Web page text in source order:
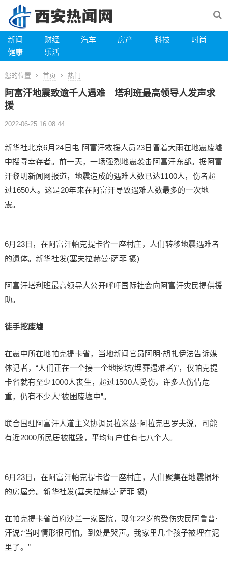
新闻 财经 汽车 房产 科技
时尚
健康
乐活
您的位置 首页 热门
阿富汗地震致逾千人遇难 塔利班最高领导人发声求
援
2022-06-25 16:08:44
新华社北京6月24日电 阿富汗救援人员23日冒着大雨在地震废墟
中搜寻幸存者。前一天，一场强烈地震袭击阿富汗东部。据阿富
汗黎明新闻网报道，地震造成的遇难人数已达1100人，伤者超
过1650人。这是20年来在阿富汗导致遇难人数最多的一次地
震。
6月23日，在阿富汗帕克提卡省一座村庄，人们转移地震遇难者
的遗体。新华社发(塞夫拉赫曼·萨菲 摄)
阿富汗塔利班最高领导人公开呼吁国际社会向阿富汗灾民提供援
助。
徒手挖废墟
在震中所在地帕克提卡省，当地新闻官员阿明·胡扎伊法告诉媒
体记者，“人们正在一个接一个地挖坑(埋葬遇难者)”，仅帕克提
卡省就有至少1000人丧生，超过1500人受伤，许多人伤情危
重，仍有不少人“被困废墟中”。
联合国驻阿富汗人道主义协调员拉米兹·阿拉克巴罗夫说，可能
有近2000所民居被摧毁，平均每户住有七八个人。
6月23日，在阿富汗帕克提卡省一座村庄，人们聚集在地震损坏
的房屋旁。新华社发(塞夫拉赫曼·萨菲 摄)
在帕克提卡省首府沙兰一家医院，现年22岁的受伤灾民阿鲁普·
汗说:“当时情形很可怕。到处是哭声。我家里几个孩子被埋在泥
里了。”